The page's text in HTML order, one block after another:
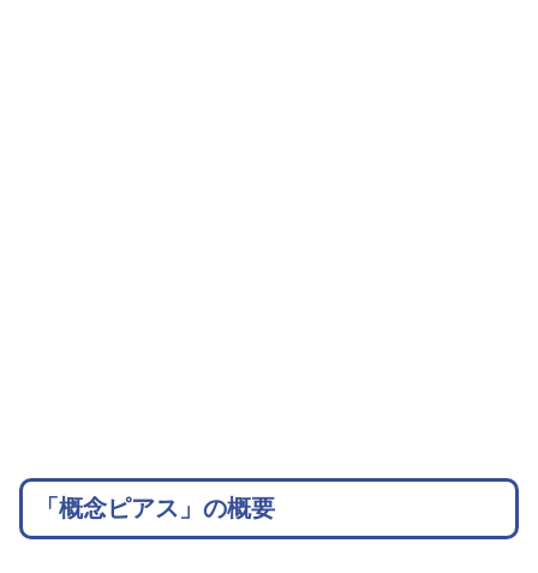
「概念ピアス」の概要